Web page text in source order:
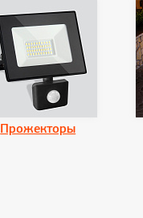
Прожекторы